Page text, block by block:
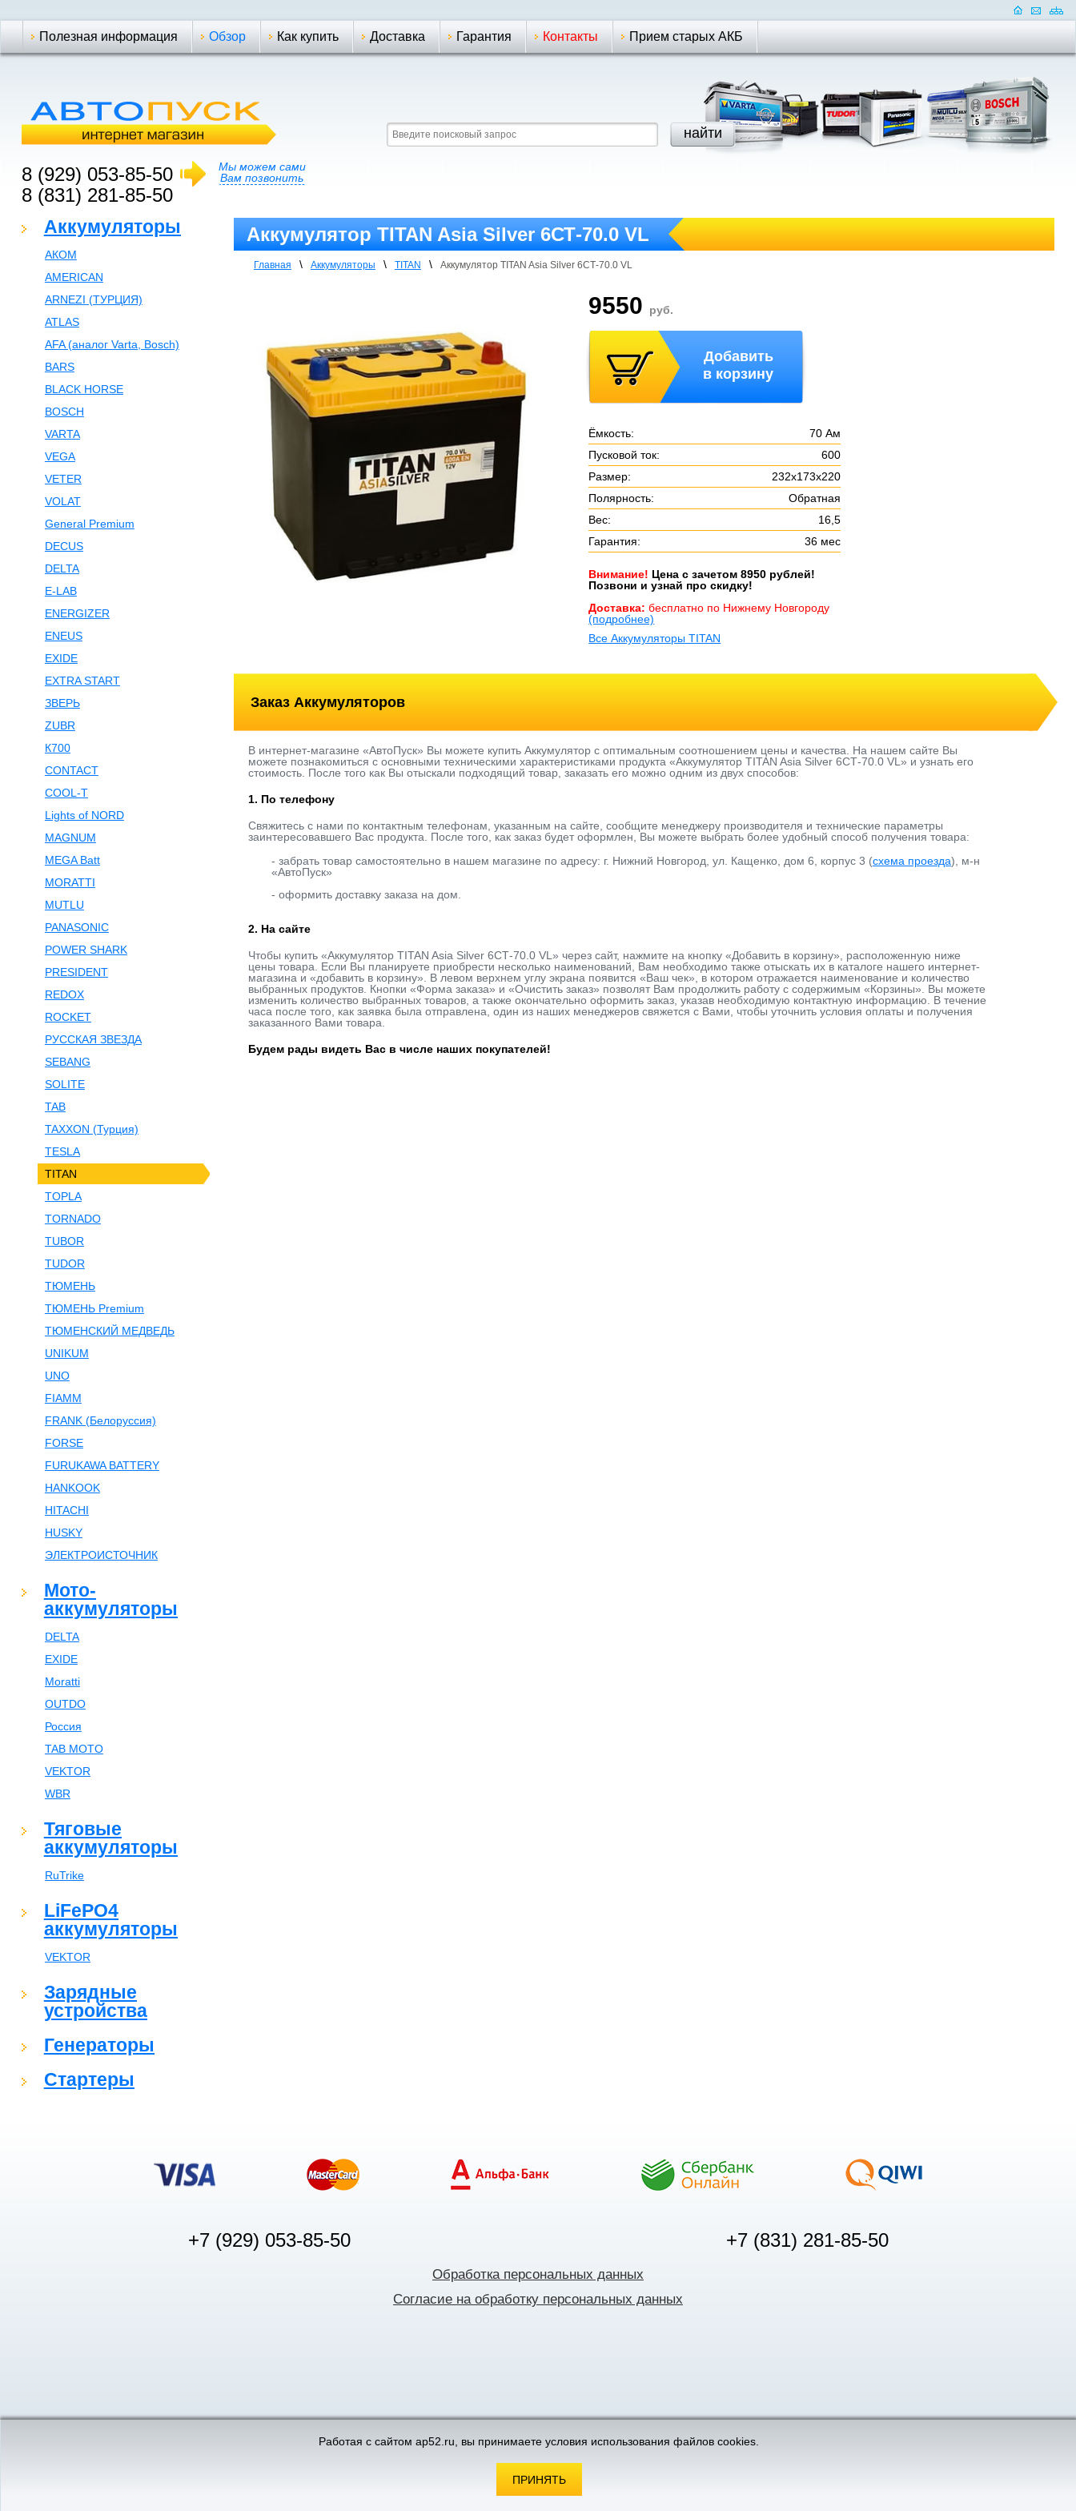
Полезная информация Обзор Как купить Доставка Гарантия Контакты Прием старых АКБ
8 (929) 053-85-50
8 (831) 281-85-50
Мы можем сами
Вам позвонить
Аккумуляторы
АКОМ
AMERICAN
ARNEZI (ТУРЦИЯ)
ATLAS
AFA (аналог Varta, Bosch)
BARS
BLACK HORSE
BOSCH
VARTA
VEGA
VETER
VOLAT
General Premium
DECUS
DELTA
E-LAB
ENERGIZER
ENEUS
EXIDE
EXTRA START
ЗВЕРЬ
ZUBR
К700
CONTACT
COOL-T
Lights of NORD
MAGNUM
MEGA Batt
MORATTI
MUTLU
PANASONIC
POWER SHARK
PRESIDENT
REDOX
ROCKET
РУССКАЯ ЗВЕЗДА
SEBANG
SOLITE
TAB
TAXXON (Турция)
TESLA
TITAN
TOPLA
TORNADO
TUBOR
TUDOR
ТЮМЕНЬ
ТЮМЕНЬ Premium
ТЮМЕНСКИЙ МЕДВЕДЬ
UNIKUM
UNO
FIAMM
FRANK (Белоруссия)
FORSE
FURUKAWA BATTERY
HANKOOK
HITACHI
HUSKY
ЭЛЕКТРОИСТОЧНИК
Мото-
аккумуляторы
DELTA
EXIDE
Moratti
OUTDO
Россия
TAB MOTO
VEKTOR
WBR
Тяговые
аккумуляторы
RuTrike
LiFePO4
аккумуляторы
VEKTOR
Зарядные
устройства
Генераторы
Стартеры
Аккумулятор TITAN Asia Silver 6СТ-70.0 VL
Главная \ Аккумуляторы \ TITAN \ Аккумулятор TITAN Asia Silver 6СТ-70.0 VL
9550 руб.
Добавить
в корзину
Ёмкость:
70 Ам
Пусковой ток:
600
Размер:
232х173х220
Полярность:
Обратная
Вес:
16,5
Гарантия:
36 мес
Внимание! Цена с зачетом 8950 рублей!
Позвони и узнай про скидку!
Доставка: бесплатно по Нижнему Новгороду
(подробнее)
Все Аккумуляторы TITAN
Заказ Аккумуляторов
В интернет-магазине «АвтоПуск» Вы можете купить Аккумулятор с оптимальным соотношением цены и качества. На нашем сайте Вы
можете познакомиться с основными техническими характеристиками продукта «Аккумулятор TITAN Asia Silver 6СТ-70.0 VL» и узнать его
стоимость. После того как Вы отыскали подходящий товар, заказать его можно одним из двух способов:
1. По телефону
Свяжитесь с нами по контактным телефонам, указанным на сайте, сообщите менеджеру производителя и технические параметры
заинтересовавшего Вас продукта. После того, как заказ будет оформлен, Вы можете выбрать более удобный способ получения товара:
- забрать товар самостоятельно в нашем магазине по адресу: г. Нижний Новгород, ул. Кащенко, дом 6, корпус 3 (схема проезда), м-н
«АвтоПуск»
- оформить доставку заказа на дом.
2. На сайте
Чтобы купить «Аккумулятор TITAN Asia Silver 6СТ-70.0 VL» через сайт, нажмите на кнопку «Добавить в корзину», расположенную ниже
цены товара. Если Вы планируете приобрести несколько наименований, Вам необходимо также отыскать их в каталоге нашего интернет-
магазина и «добавить в корзину». В левом верхнем углу экрана появится «Ваш чек», в котором отражается наименование и количество
выбранных продуктов. Кнопки «Форма заказа» и «Очистить заказ» позволят Вам продолжить работу с содержимым «Корзины». Вы можете
изменить количество выбранных товаров, а также окончательно оформить заказ, указав необходимую контактную информацию. В течение
часа после того, как заявка была отправлена, один из наших менеджеров свяжется с Вами, чтобы уточнить условия оплаты и получения
заказанного Вами товара.
Будем рады видеть Вас в числе наших покупателей!
+7 (929) 053-85-50 +7 (831) 281-85-50
Обработка персональных данных
Согласие на обработку персональных данных
Работая с сайтом ap52.ru, вы принимаете условия использования файлов cookies.
ПРИНЯТЬ